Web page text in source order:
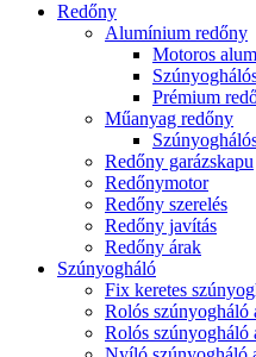
Redőny
Alumínium redőny
Motoros
Prémium
Műanyag redőny
Redőny garázskapu
Redőnymotor
Redőny szerelés
Redőny javítás
Redőny árak
Szúnyogháló
Fix keretes
Rolós szúnyogháló
Rolós szúnyogháló